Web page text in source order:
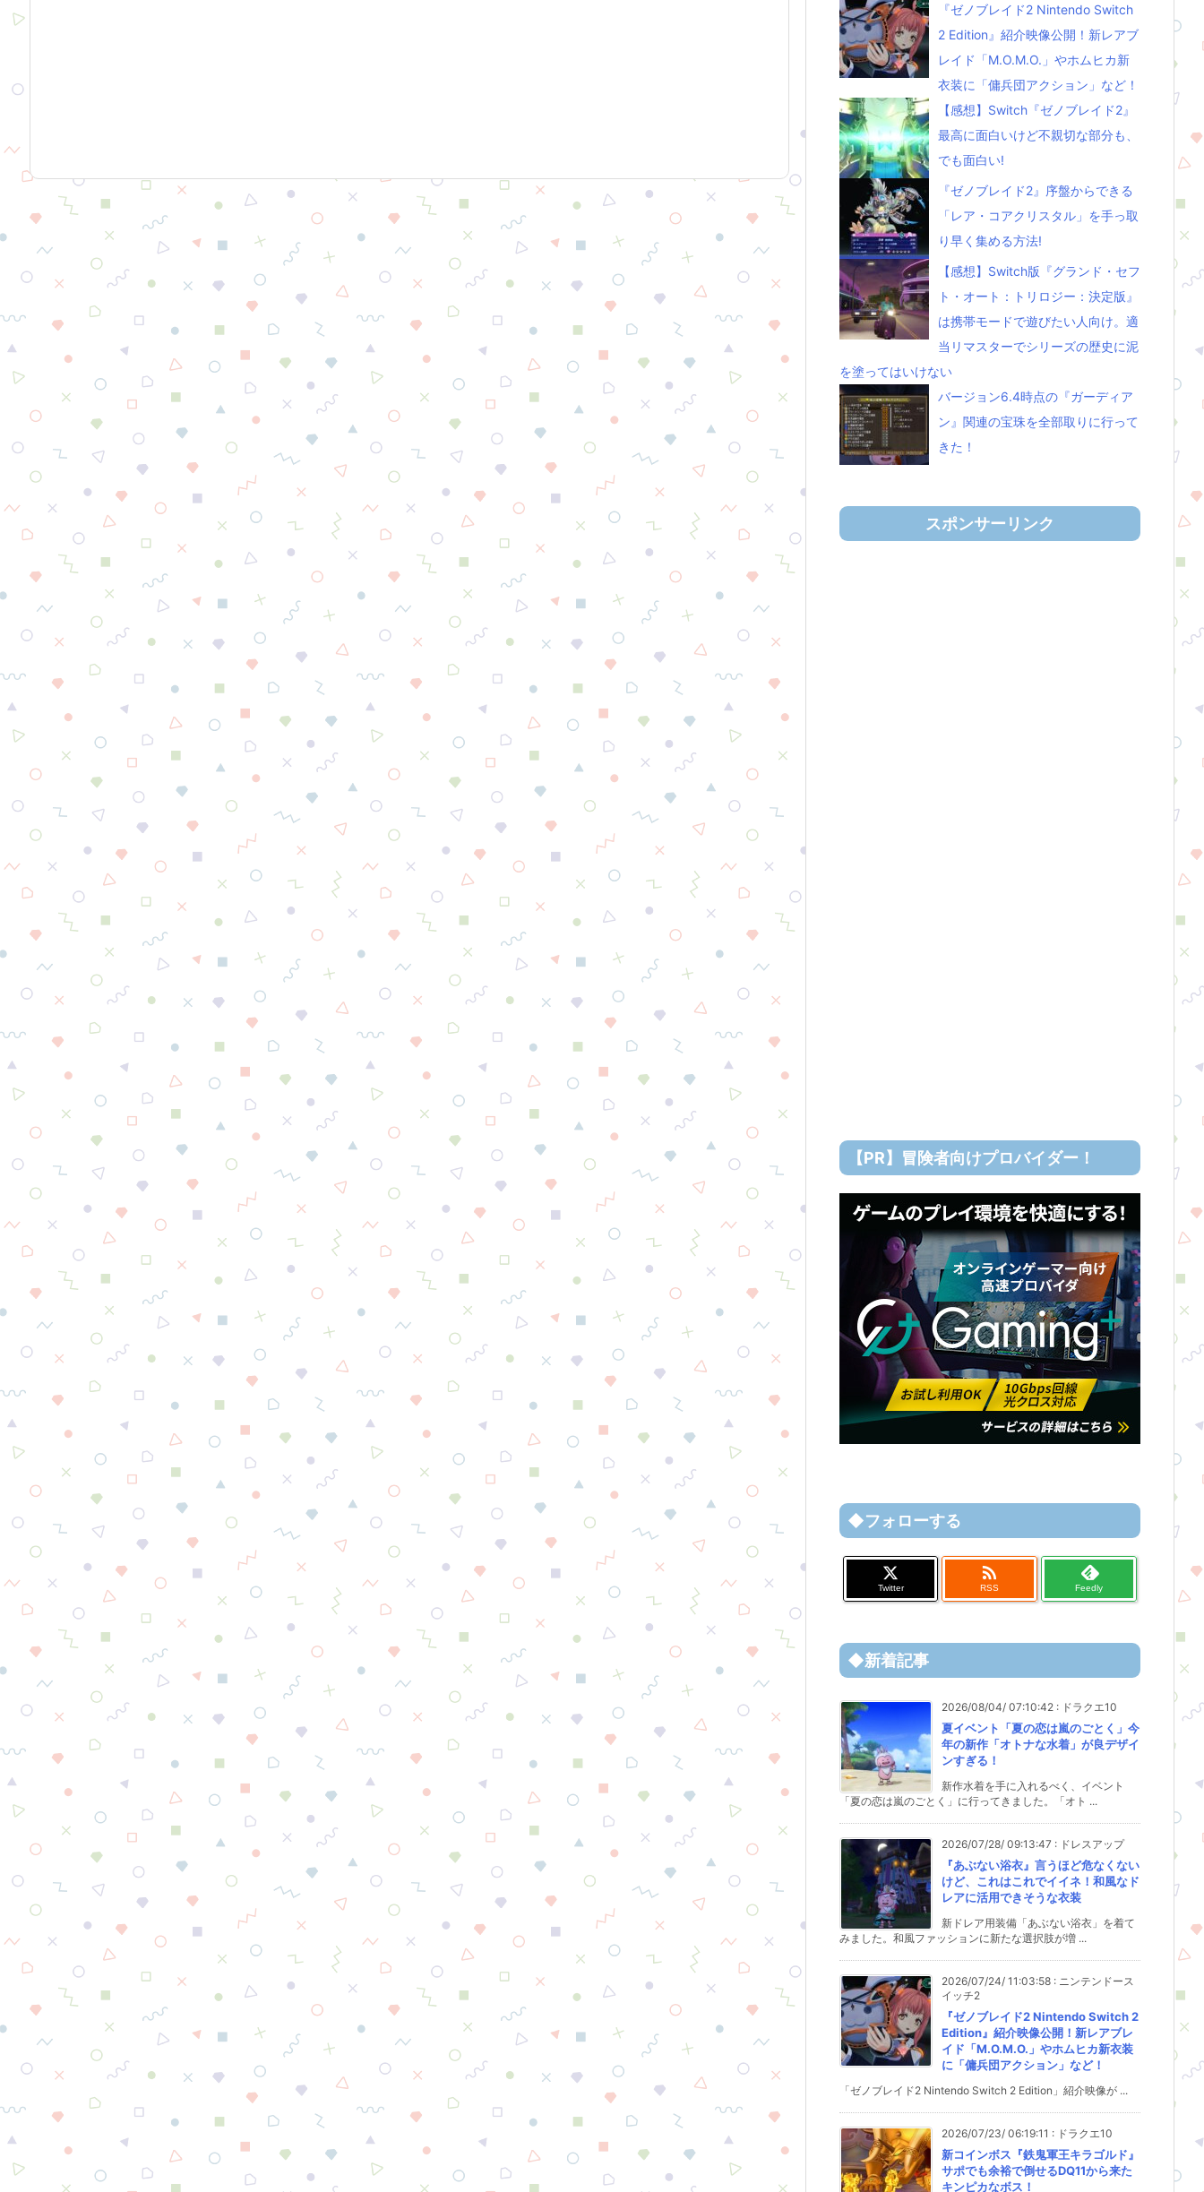
『ゼノブレイド2 Nintendo Switch
2 Edition』紹介映像公開！新レアブ
レイド「M.O.M.O.」やホムヒカ新
衣装に「傭兵団アクション」など！
【感想】Switch『ゼノブレイド2』
最高に面白いけど不親切な部分も、
でも面白い!
『ゼノブレイド2』序盤からできる
「レア・コアクリスタル」を手っ取
り早く集める方法!
【感想】Switch版『グランド・セフ
ト・オート：トリロジー：決定版』
は携帯モードで遊びたい人向け。適
当リマスターでシリーズの歴史に泥
を塗ってはいけない
バージョン6.4時点の『ガーディア
ン』関連の宝珠を全部取りに行って
きた！
スポンサーリンク
【PR】冒険者向けプロバイダー！
◆フォローする
Twitter

RSS Feedly
◆新着記事
2026/08/04/ 07:10:42 : ドラクエ10
夏イベント「夏の恋は嵐のごとく」今
年の新作「オトナな水着」が良デザイ
ンすぎる！
新作水着を手に入れるべく、イベント
「夏の恋は嵐のごとく」に行ってきました。「オト ...
2026/07/28/ 09:13:47 : ドレスアップ
『あぶない浴衣』言うほど危なくない
けど、これはこれでイイネ！和風なド
レアに活用できそうな衣装
新ドレア用装備「あぶない浴衣」を着て
みました。和風ファッションに新たな選択肢が増 ...
2026/07/24/ 11:03:58 : ニンテンドース
イッチ2
『ゼノブレイド2 Nintendo Switch 2
Edition』紹介映像公開！新レアブレ
イド「M.O.M.O.」やホムヒカ新衣装
に「傭兵団アクション」など！
「ゼノブレイド2 Nintendo Switch 2 Edition」紹介映像が ...
2026/07/23/ 06:19:11 : ドラクエ10
新コインボス『鉄鬼軍王キラゴルド』
サポでも余裕で倒せるDQ11から来た
キンピカなボス！